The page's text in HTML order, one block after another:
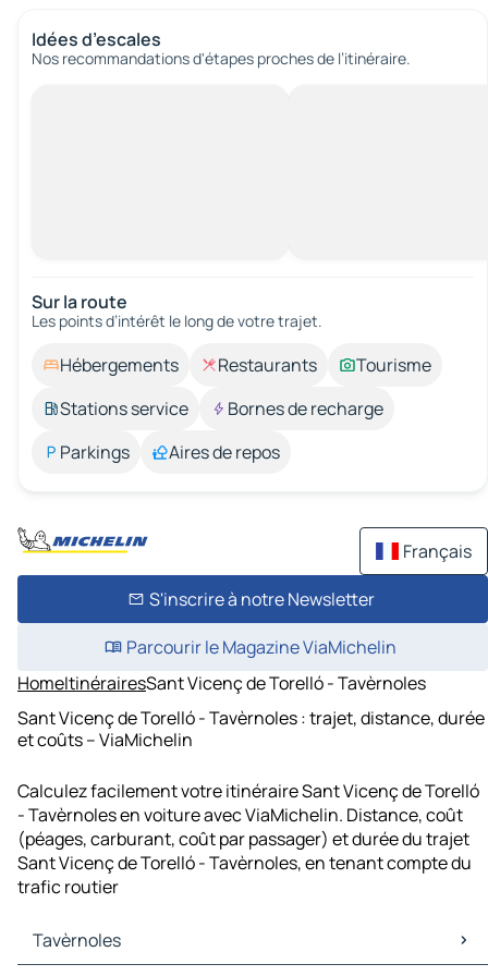
Idées d’escales
Nos recommandations d'étapes proches de l’itinéraire.
Sur la route
Les points d’intérêt le long de votre trajet.
Hébergements Restaurants
Tourisme
Stations service
Bornes de recharge
Parkings
Aires de repos
Français
S'inscrire à notre Newsletter
Parcourir le Magazine ViaMichelin
HomeItinérairesSant Vicenç de Torelló - Tavèrnoles
Sant Vicenç de Torelló - Tavèrnoles : trajet, distance, durée
et coûts – ViaMichelin
Calculez facilement votre itinéraire Sant Vicenç de Torelló
- Tavèrnoles en voiture avec ViaMichelin. Distance, coût
(péages, carburant, coût par passager) et durée du trajet
Sant Vicenç de Torelló - Tavèrnoles, en tenant compte du
trafic routier
Tavèrnoles